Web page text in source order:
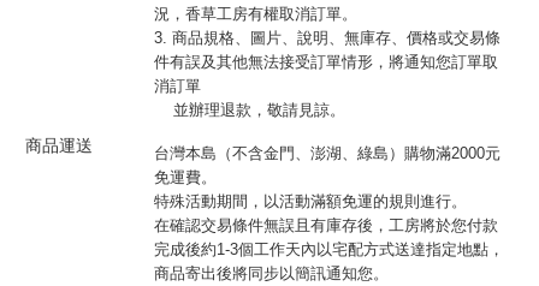
況，香草工房有權取消訂單。
3. 商品規格、圖片、說明、無庫存、價格或交易條
件有誤及其他無法接受訂單情形，將通知您訂單取
消訂單
並辦理退款，敬請見諒。
商品運送
台灣本島（不含金門、澎湖、綠島）購物滿2000元
免運費。
特殊活動期間，以活動滿額免運的規則進行。
在確認交易條件無誤且有庫存後，工房將於您付款
完成後約1-3個工作天內以宅配方式送達指定地點，
商品寄出後將同步以簡訊通知您。